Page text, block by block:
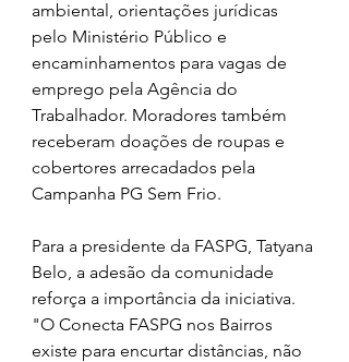
ambiental, orientações jurídicas
pelo Ministério Público e
encaminhamentos para vagas de
emprego pela Agência do
Trabalhador. Moradores também
receberam doações de roupas e
cobertores arrecadados pela
Campanha PG Sem Frio.
Para a presidente da FASPG, Tatyana
Belo, a adesão da comunidade
reforça a importância da iniciativa.
"O Conecta FASPG nos Bairros
existe para encurtar distâncias, não